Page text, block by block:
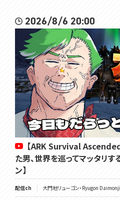
2026/8/6 20:00
【ARK Survival
た男、世界を巡ってマッタリ
ン】
配信ch 大門地リューゴン・Ryugon Daimonji